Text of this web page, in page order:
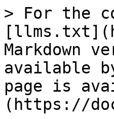
> For the
Markdown
available
page is
(https://